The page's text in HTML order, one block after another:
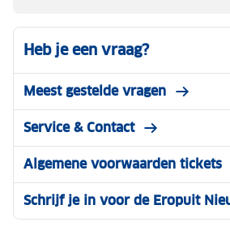
Heb je een vraag?
Meest gestelde vragen
Service & Contact
Algemene voorwaarden tickets
Schrijf je in voor de Eropuit